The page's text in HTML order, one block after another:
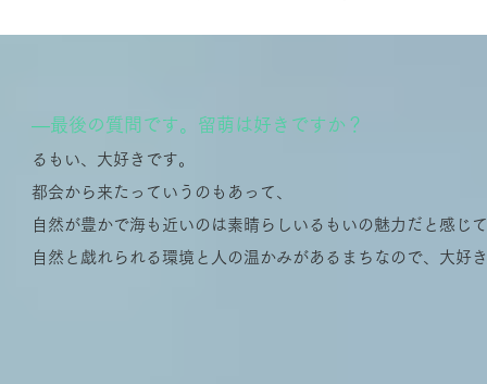
―最後の質問です。留萌は好きですか？
るもい、大好きです。
都会から来たっていうのもあって、
自然が豊かで海も近いのは素晴らしいるもいの魅力だと感じ
自然と戯れられる環境と人の温かみがあるまちなので​、大好